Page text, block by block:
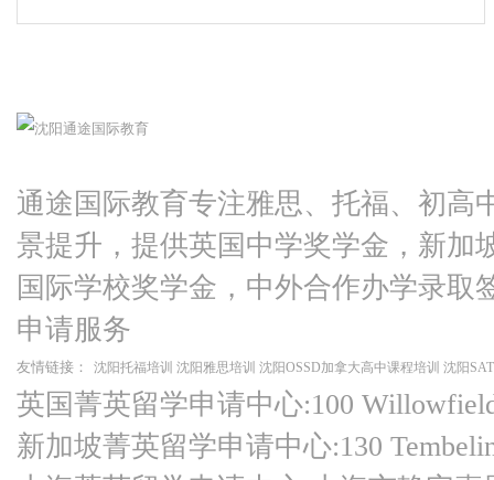
通途国际教育专注雅思、托福、初高
景提升，提供英国中学奖学金，新加
国际学校奖学金，中外合作办学录取
申请服务
友情链接： 沈阳托福培训 沈阳雅思培训 沈阳OSSD加拿大高中课程培训 沈阳
英国菁英留学申请中心:100
新加坡菁英留学申请中心:130